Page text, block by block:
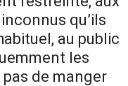
qu’ils
au public
les
de manger